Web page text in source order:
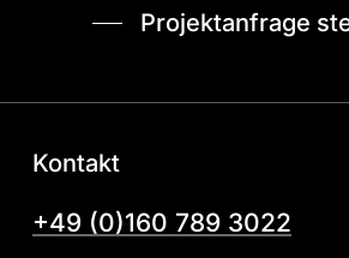
Projektanfrage
Kontakt
+49 (0)160 789 3022